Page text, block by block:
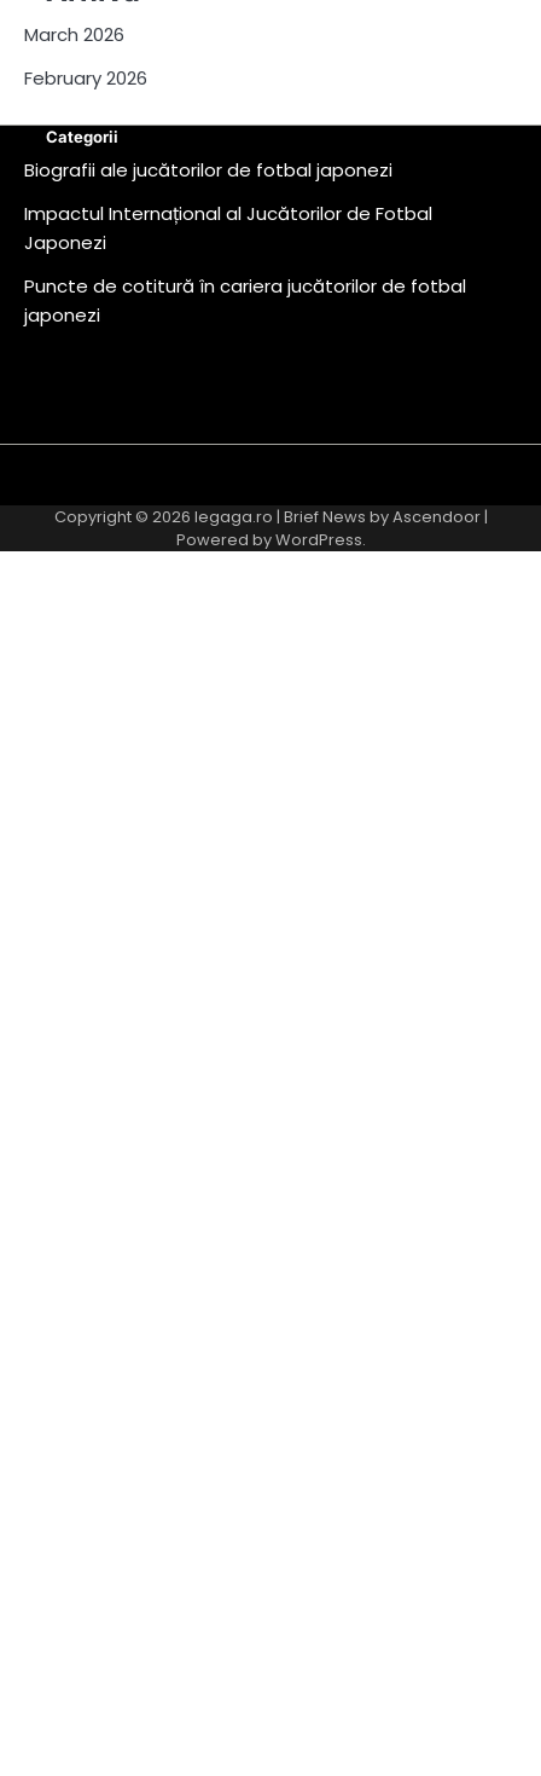
March 2026
February 2026
Categorii
Biografii ale jucătorilor de fotbal japonezi
Impactul Internațional al Jucătorilor de Fotbal
Japonezi
Puncte de cotitură în cariera jucătorilor de fotbal
japonezi
Us
Us
Policy
Policy
and
Conditions
Copyright © 2026 legaga.ro | Brief News byAscendoor|
Powered byWordPress.